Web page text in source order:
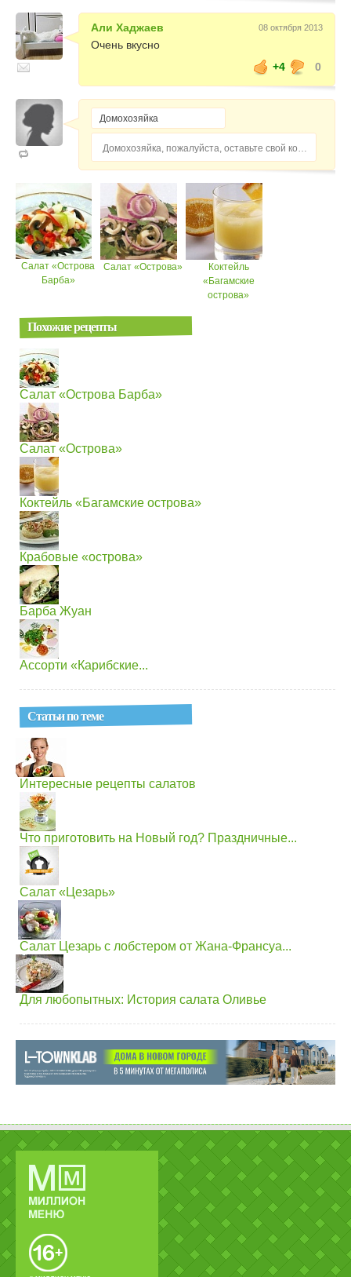
Али Хаджаев 08 октября 2013
Очень вкусно
+4
0
Домохозяйка, пожалуйста, оставьте свой комментарий...
Салат «Острова
Барба»
Салат «Острова»
Коктейль
«Багамские
острова»
Похожие рецепты
Салат «Острова Барба»
Салат «Острова»
Коктейль «Багамские острова»
Крабовые «острова»
Барба Жуан
Ассорти «Карибские...
Статьи по теме
Интересные рецепты салатов
Что приготовить на Новый год? Праздничные...
Салат «Цезарь»
Салат Цезарь с лобстером от Жана-Франсуа...
Для любопытных: История салата Оливье